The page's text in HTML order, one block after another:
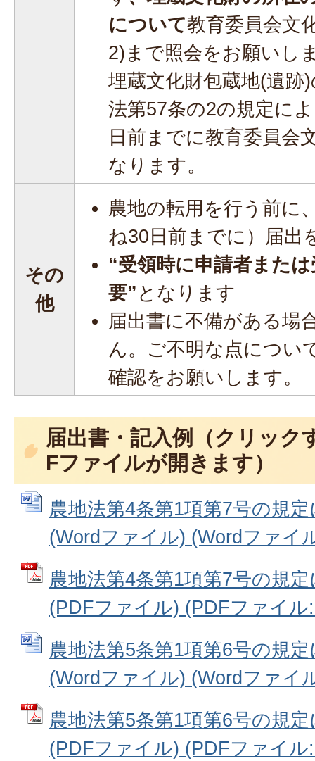
について教育委員会文
2)まで照会をお願いし
埋蔵文化財包蔵地(遺跡
法第57条の2の規定に
日前までに教育委員会
なります。
その
他
農地の転用を行う前に
ね30日前までに）届出
“受領時に申請者また
要”となります
届出書に不備がある場
ん。ご不明な点につい
確認をお願いします。
届出書・記入例（クリック
Fファイルが開きます）
農地法第4条第1項第7号の規
(Wordファイル) (Wordファイ
農地法第4条第1項第7号の規
(PDFファイル) (PDFファイル
農地法第5条第1項第6号の規
(Wordファイル) (Wordファイ
農地法第5条第1項第6号の規
(PDFファイル) (PDFファイル